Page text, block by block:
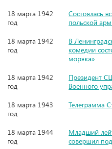
18 марта 1942
год
Состоялась
польской
18 марта 1942
год
В
комедии
моряка»
18 марта 1942
год
Президент
Военного
18 марта 1943
год
Телеграмма
18 марта 1944
год
Младший
совершил